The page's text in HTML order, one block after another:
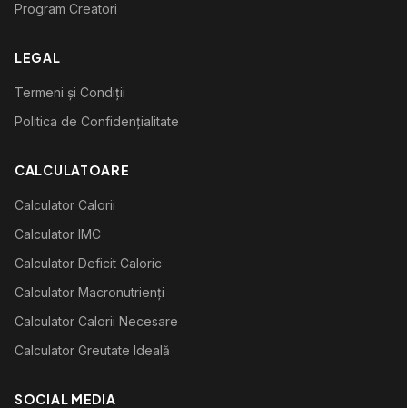
Program Creatori
LEGAL
Termeni și Condiții
Politica de Confidențialitate
CALCULATOARE
Calculator Calorii
Calculator IMC
Calculator Deficit Caloric
Calculator Macronutrienți
Calculator Calorii Necesare
Calculator Greutate Ideală
SOCIAL MEDIA